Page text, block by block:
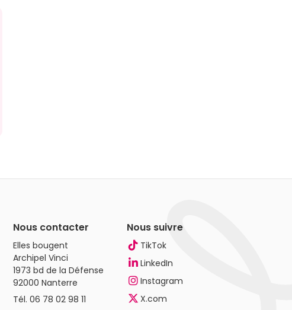
Nous contacter
Elles bougent
Archipel Vinci
1973 bd de la Défense
92000 Nanterre
Tél.06 78 02 98 11
Nous suivre
TikTok
LinkedIn
Instagram
X.com